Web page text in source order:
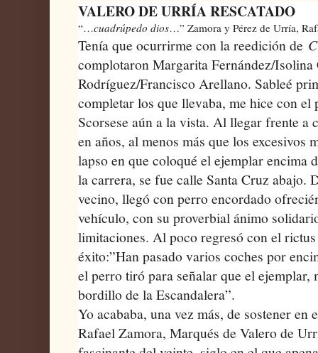
VALERO DE URRÍA RESCATADO
“…cuadrúpedo dios…” Zamora y Pérez de Urría,
Tenía que ocurrirme con la reedición de
complotaron Margarita Fernández/
Rodríguez/Francisco Arellano. Sableé
completar los que llevaba, me hice con
Scorsese aún a la vista. Al llegar frente a
en años, al menos más que los excesivos
lapso en que coloqué el ejemplar encima
la carrera, se fue calle Santa Cruz abajo.
vecino, llegó con perro encordado
vehículo, con su proverbial ánimo
limitaciones. Al poco regresó con el
éxito:”Han pasado varios coches por
el perro tiró para señalar que el ejemplar,
bordillo de la Escandalera”.
Yo acababa, una vez más, de sostener
Rafael Zamora, Marqués de Valero de